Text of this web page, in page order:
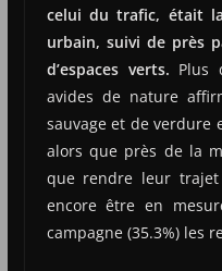
celui du trafic, était
urbain, suivi de près
d’espaces verts. Plus
avides de nature
sauvage et de verdure
alors que près de la
que rendre leur
encore être en
campagne (35.3%) les